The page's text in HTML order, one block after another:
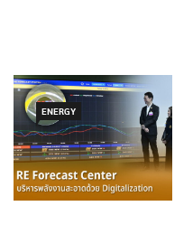
ENERGY